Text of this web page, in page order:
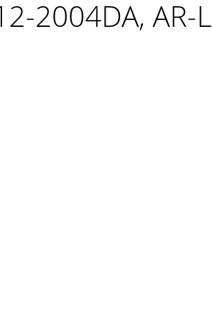
2004DA, AR-